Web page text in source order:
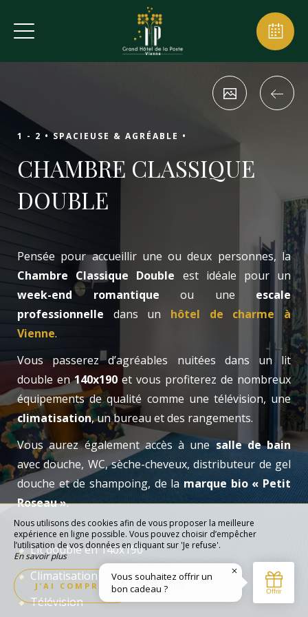
1 - 2 •SPACIEUSE & AGRÉABLE •
CHAMBRE CLASSIQUE
DOUBLE
Pensée pour accueillir une ou deux personnes, la
Chambre Classique Double est idéale pour un
week-end romantique ou une escale
professionnelle dans un hôtel de charme à
Vienne.
Vous passerez d’agréables nuitées dans un lit
double en140x190 et vous profiterez de nombreux
équipements de qualité comme une télévision, une
climatisation, un bureau et des rangements.
Vous aurez également accès à une salle de bain
avec douche, WC, sèche-cheveux, distributeur de gel
douche et de shampoing, de la marque bio « Petit
Roseau ».
Lit double en 140x190
Climatisation
Télévision
Nous utilisons des cookies afin de vous proposer la meilleure
expérience en ligne possible. Vous pouvez choisir d’empêcher
l’utilisation de vos données en cliquant sur 'Je refuse'.
En savoir plus
J’AI COMPRIS Je refuse